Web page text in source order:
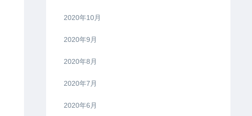
2020年10月
2020年9月
2020年8月
2020年7月
2020年6月